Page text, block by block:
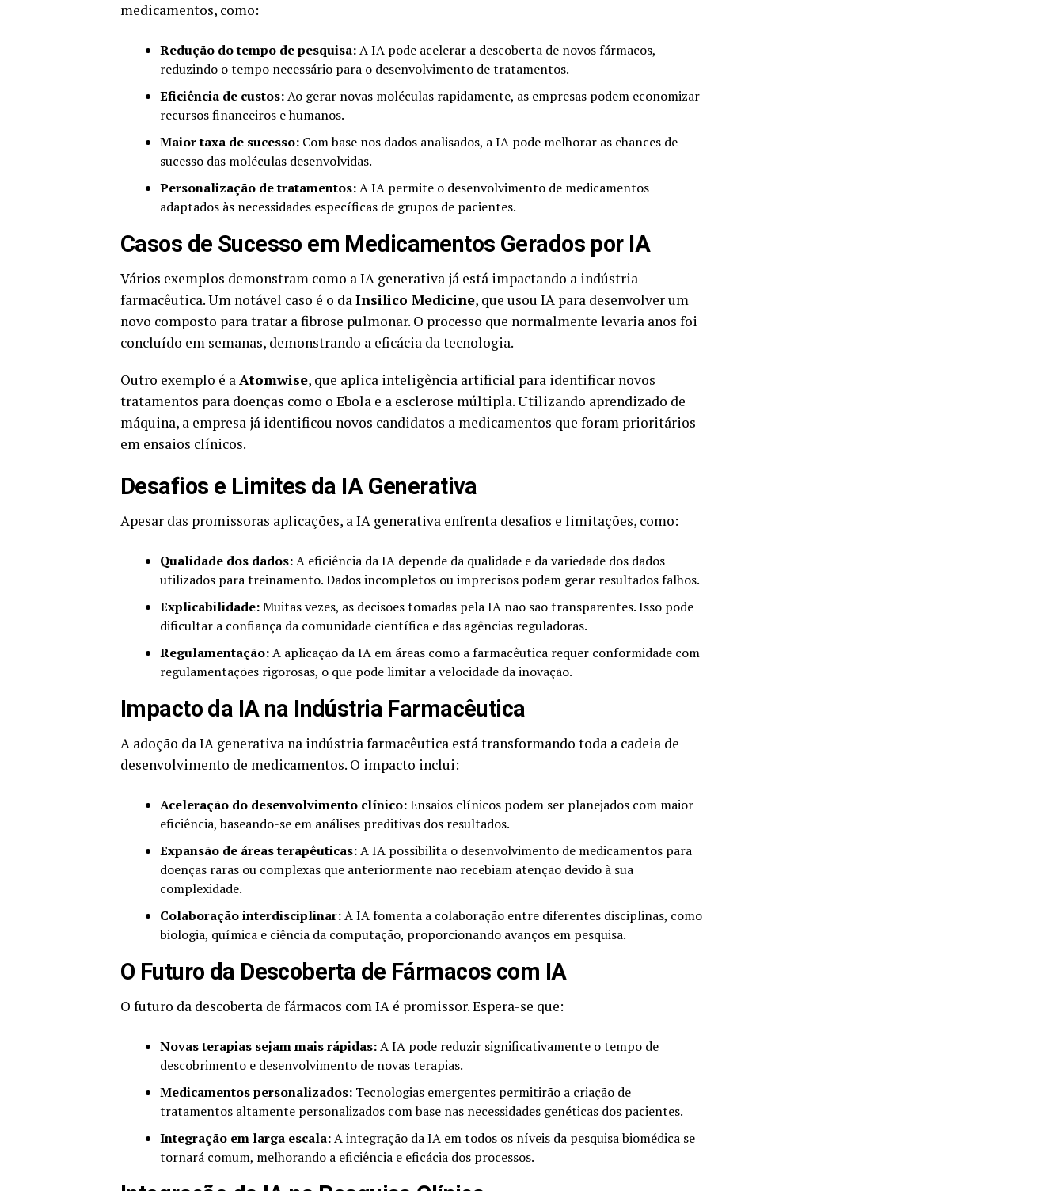
medicamentos, como:
Redução do tempo de pesquisa:A IA pode acelerar a descoberta de novos fármacos,
reduzindo o tempo necessário para o desenvolvimento de tratamentos.
Eficiência de custos:Ao gerar novas moléculas rapidamente, as empresas podem economizar
recursos financeiros e humanos.
Maior taxa de sucesso: Com base nos dados analisados, a IA pode melhorar as chances de
sucesso das moléculas desenvolvidas.
Personalização de tratamentos:A IA permite o desenvolvimento de medicamentos
adaptados às necessidades específicas de grupos de pacientes.
Casos de Sucesso em Medicamentos Gerados por IA
Vários exemplos demonstram como a IA generativa já está impactando a indústria
farmacêutica. Um notável caso é o daInsilico Medicine, que usou IA para desenvolver um
novo composto para tratar a fibrose pulmonar. O processo que normalmente levaria anos foi
concluído em semanas, demonstrando a eficácia da tecnologia.
Outro exemplo é aAtomwise, que aplica inteligência artificial para identificar novos
tratamentos para doenças como o Ebola e a esclerose múltipla. Utilizando aprendizado de
máquina, a empresa já identificou novos candidatos a medicamentos que foram prioritários
em ensaios clínicos.
Desafios e Limites da IA Generativa
Apesar das promissoras aplicações, a IA generativa enfrenta desafios e limitações, como:
Qualidade dos dados:A eficiência da IA depende da qualidade e da variedade dos dados
utilizados para treinamento. Dados incompletos ou imprecisos podem gerar resultados falhos.
Explicabilidade:Muitas vezes, as decisões tomadas pela IA não são transparentes. Isso pode
dificultar a confiança da comunidade científica e das agências reguladoras.
Regulamentação:A aplicação da IA em áreas como a farmacêutica requer conformidade com
regulamentações rigorosas, o que pode limitar a velocidade da inovação.
Impacto da IA na Indústria Farmacêutica
A adoção da IA generativa na indústria farmacêutica está transformando toda a cadeia de
desenvolvimento de medicamentos. O impacto inclui:
Aceleração do desenvolvimento clínico:Ensaios clínicos podem ser planejados com maior
eficiência, baseando-se em análises preditivas dos resultados.
Expansão de áreas terapêuticas:A IA possibilita o desenvolvimento de medicamentos para
doenças raras ou complexas que anteriormente não recebiam atenção devido à sua
complexidade.
Colaboração interdisciplinar:A IA fomenta a colaboração entre diferentes disciplinas, como
biologia, química e ciência da computação, proporcionando avanços em pesquisa.
O Futuro da Descoberta de Fármacos com IA
O futuro da descoberta de fármacos com IA é promissor. Espera-se que:
Novas terapias sejam mais rápidas:A IA pode reduzir significativamente o tempo de
descobrimento e desenvolvimento de novas terapias.
Medicamentos personalizados: Tecnologias emergentes permitirão a criação de
tratamentos altamente personalizados com base nas necessidades genéticas dos pacientes.
Integração em larga escala:A integração da IA em todos os níveis da pesquisa biomédica se
tornará comum, melhorando a eficiência e eficácia dos processos.